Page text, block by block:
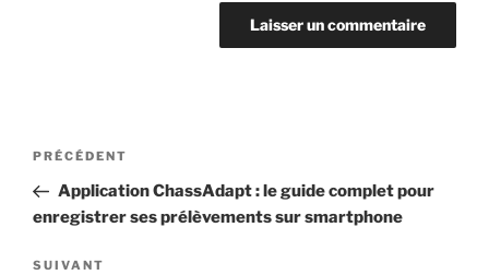
Navigation
l’article
Article
précédent
PRÉCÉDENT
Application ChassAdapt : le guide complet pour
enregistrer ses prélèvements sur smartphone
Article
SUIVANT